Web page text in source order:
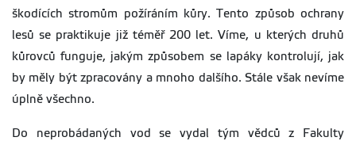
škodících stromům požíráním kůry. Tento způsob ochrany
lesů se praktikuje již téměř 200 let. Víme, u kterých druhů
kůrovců funguje, jakým způsobem se lapáky kontrolují, jak
by měly být zpracovány a mnoho dalšího. Stále však nevíme
úplně všechno.
Do neprobádaných vod se vydal tým vědců z Fakulty